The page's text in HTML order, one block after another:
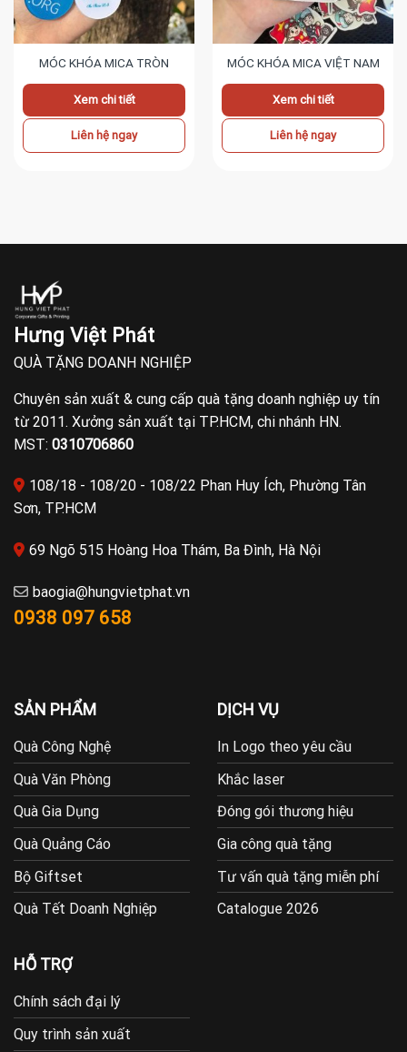
MÓC KHÓA MICA TRÒN
Xem chi tiết
Liên hệ ngay
MÓC KHÓA MICA VIỆT NAM
Xem chi tiết
Liên hệ ngay
Hưng Việt Phát
QUÀ TẶNG DOANH NGHIỆP
Chuyên sản xuất & cung cấp quà tặng doanh nghiệp uy tín
từ 2011. Xưởng sản xuất tại TP.HCM, chi nhánh HN.
MST: 0310706860
108/18 - 108/20 - 108/22 Phan Huy Ích, Phường Tân
Sơn, TP.HCM
69 Ngõ 515 Hoàng Hoa Thám, Ba Đình, Hà Nội
baogia@hungvietphat.vn
0938 097 658
SẢN PHẨM
Quà Công Nghệ
Quà Văn Phòng
Quà Gia Dụng
Quà Quảng Cáo
Bộ Giftset
Quà Tết Doanh Nghiệp
DỊCH VỤ
In Logo theo yêu cầu
Khắc laser
Đóng gói thương hiệu
Gia công quà tặng
Tư vấn quà tặng miễn phí
Catalogue 2026
HỖ TRỢ
Chính sách đại lý
Quy trình sản xuất